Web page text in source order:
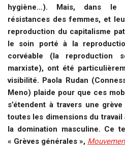
hygiène…). Mais, dans le
résistances des femmes, et
reproduction du capitalisme
le soin porté à la
corvéable (la reproduction
marxiste), ont été
visibilité. Paola Rudan
Meno) plaide pour que ces
s’étendent à travers une
toutes les dimensions du
la domination masculine. Ce
« Grèves générales »,